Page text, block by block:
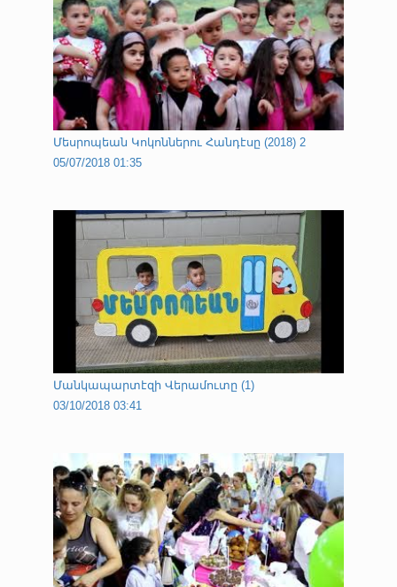
Մեսրոպեան Կոկոններու Հանդէսը (2018) 2
05/07/2018 01:35
Մանկապարտէզի Վերամուտը (1)
03/10/2018 03:41